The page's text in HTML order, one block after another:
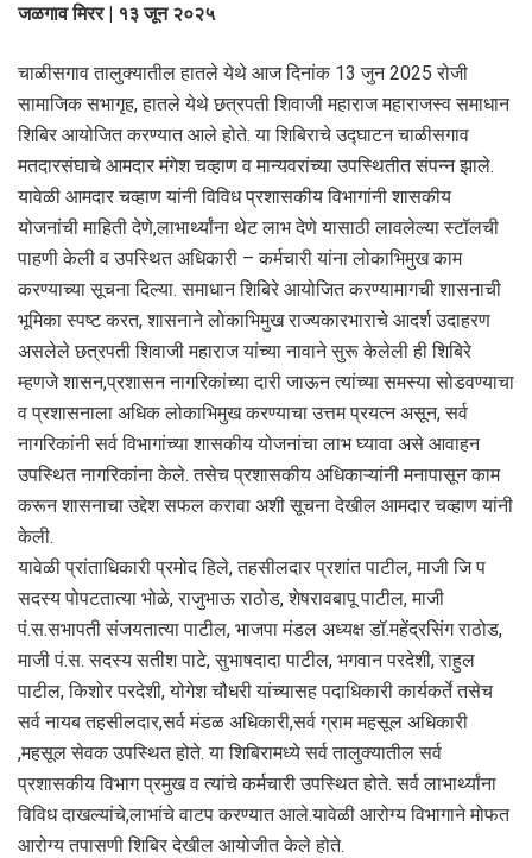
जळगाव मिरर | १३ जून २०२५
चाळीसगाव तालुक्यातील हातले येथे आज दिनांक 13 जुन 2025 रोजी
सामाजिक सभागृह, हातले येथे छत्रपती शिवाजी महाराज महाराजस्व समाधान
शिबिर आयोजित करण्यात आले होते. या शिबिराचे उद्घाटन चाळीसगाव
मतदारसंघाचे आमदार मंगेश चव्हाण व मान्यवरांच्या उपस्थितीत संपन्न झाले.
यावेळी आमदार चव्हाण यांनी विविध प्रशासकीय विभागांनी शासकीय
योजनांची माहिती देणे,लाभार्थ्यांना थेट लाभ देणे यासाठी लावलेल्या स्टॉलची
पाहणी केली व उपस्थित अधिकारी – कर्मचारी यांना लोकाभिमुख काम
करण्याच्या सूचना दिल्या. समाधान शिबिरे आयोजित करण्यामागची शासनाची
भूमिका स्पष्ट करत, शासनाने लोकाभिमुख राज्यकारभाराचे आदर्श उदाहरण
असलेले छत्रपती शिवाजी महाराज यांच्या नावाने सुरू केलेली ही शिबिरे
म्हणजे शासन,प्रशासन नागरिकांच्या दारी जाऊन त्यांच्या समस्या सोडवण्याचा
व प्रशासनाला अधिक लोकाभिमुख करण्याचा उत्तम प्रयत्न असून, सर्व
नागरिकांनी सर्व विभागांच्या शासकीय योजनांचा लाभ घ्यावा असे आवाहन
उपस्थित नागरिकांना केले. तसेच प्रशासकीय अधिकाऱ्यांनी मनापासून काम
करून शासनाचा उद्देश सफल करावा अशी सूचना देखील आमदार चव्हाण यांनी
केली.
यावेळी प्रांताधिकारी प्रमोद हिले, तहसीलदार प्रशांत पाटील, माजी जि प
सदस्य पोपटतात्या भोळे, राजुभाऊ राठोड, शेषरावबापू पाटील, माजी
पं.स.सभापती संजयतात्या पाटील, भाजपा मंडल अध्यक्ष डॉ.महेंद्रसिंग राठोड,
माजी पं.स. सदस्य सतीश पाटे, सुभाषदादा पाटील, भगवान परदेशी, राहुल
पाटील, किशोर परदेशी, योगेश चौधरी यांच्यासह पदाधिकारी कार्यकर्ते तसेच
सर्व नायब तहसीलदार,सर्व मंडळ अधिकारी,सर्व ग्राम महसूल अधिकारी
,महसूल सेवक उपस्थित होते. या शिबिरामध्ये सर्व तालुक्यातील सर्व
प्रशासकीय विभाग प्रमुख व त्यांचे कर्मचारी उपस्थित होते. सर्व लाभार्थ्यांना
विविध दाखल्यांचे,लाभांचे वाटप करण्यात आले.यावेळी आरोग्य विभागाने मोफत
आरोग्य तपासणी शिबिर देखील आयोजीत केले होते.